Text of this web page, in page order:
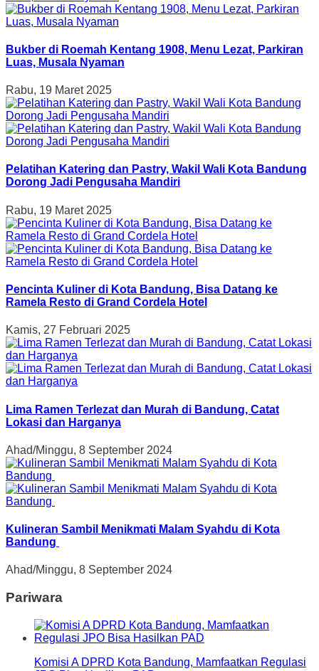
Bukber di Roemah Kentang 1908, Menu Lezat, Parkiran
Luas, Musala Nyaman
Rabu, 19 Maret 2025
Pelatihan Katering dan Pastry, Wakil Wali Kota Bandung
Dorong Jadi Pengusaha Mandiri
Rabu, 19 Maret 2025
Pencinta Kuliner di Kota Bandung, Bisa Datang ke
Ramela Resto di Grand Cordela Hotel
Kamis, 27 Februari 2025
Lima Ramen Terlezat dan Murah di Bandung, Catat
Lokasi dan Harganya
Ahad/Minggu, 8 September 2024
Kulineran Sambil Menikmati Malam Syahdu di Kota
Bandung
Ahad/Minggu, 8 September 2024
Pariwara
Komisi A DPRD Kota Bandung, Mamfaatkan Regulasi